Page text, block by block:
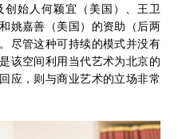
始人何颖宜（美国）、王卫
姚嘉善（美国）的资助（后两
尽管这种可持续的模式并没有
该空间利用当代艺术为北京的
应，则与商业艺术的立场非常